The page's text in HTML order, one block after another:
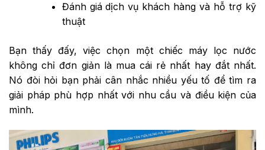
Đánh giá dịch vụ khách hàng và hỗ trợ kỹ
thuật
Bạn thấy đấy, việc chọn một chiếc máy lọc nước
không chỉ đơn giản là mua cái rẻ nhất hay đắt nhất.
Nó đòi hỏi bạn phải cân nhắc nhiều yếu tố để tìm ra
giải pháp phù hợp nhất với nhu cầu và điều kiện của
mình.